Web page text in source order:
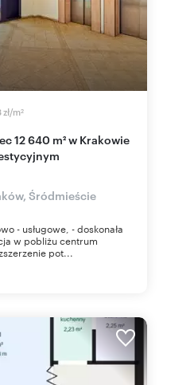
zł/m2
Śródmieście
- usługowe, - doskonała
w pobliżu centrum
pot...